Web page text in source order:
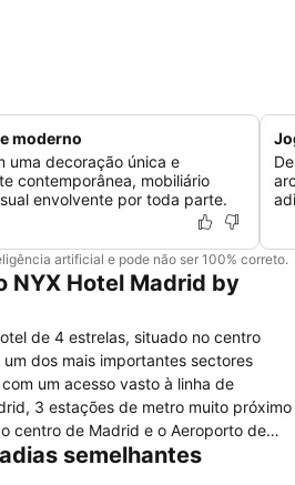
moderno
uma decoração única e
contemporânea, mobiliário
envolvente por toda parte.
artificial e pode não ser 100% correto.
NYX Hotel Madrid by
de 4 estrelas, situado no centro
dos mais importantes sectores
um acesso vasto à linha de
3 estações de metro muito próximo
centro de Madrid e o Aeroporto de
quartos que se adaptam às
semelhantes